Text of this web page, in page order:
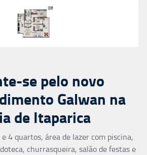
se pelo novo
Galwan na
de Itaparica
4 quartos, área de lazer com piscina,
churrasqueira, salão de festas e